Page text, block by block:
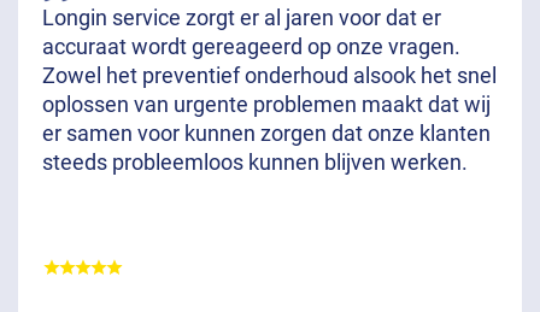
Longin service zorgt er al jaren voor dat er
accuraat wordt gereageerd op onze vragen.
Zowel het preventief onderhoud alsook het snel
oplossen van urgente problemen maakt dat wij
er samen voor kunnen zorgen dat onze klanten
steeds probleemloos kunnen blijven werken.